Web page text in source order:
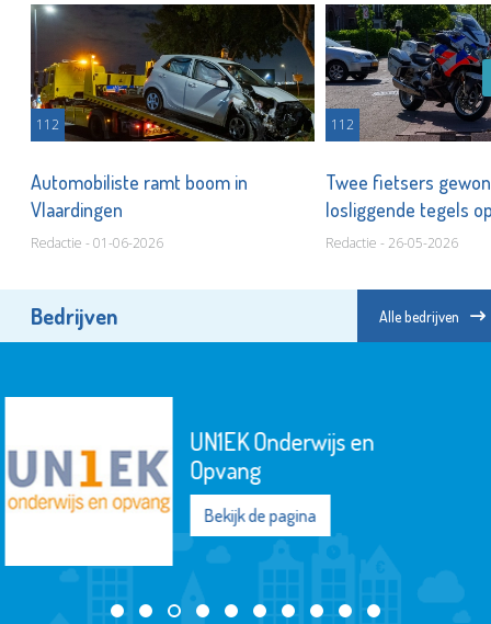
112
Automobiliste ramt boom in
Vlaardingen
Redactie - 01-06-2026
112
Twee fietsers
losliggende tegels
Redactie - 26-05-2026
Bedrijven Alle bedrijven
Chocolaterie &
Bonbonnerie Chobon
Bekijk de pagina